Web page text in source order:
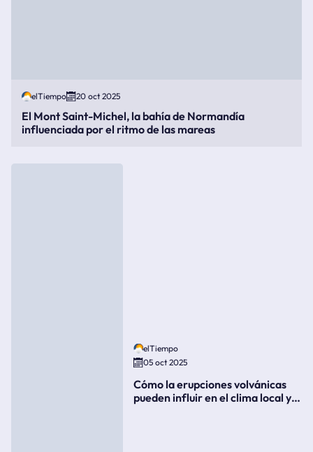
elTiempo 20 oct 2025
El Mont Saint-Michel, la bahía de Normandía
influenciada por el ritmo de las mareas
elTiempo
05 oct 2025
Cómo la erupciones volvánicas
pueden influir en el clima local y